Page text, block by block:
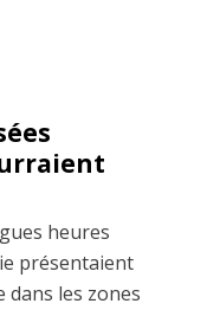
heures
présentaient
les zones